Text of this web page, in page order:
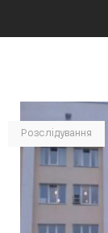
Розслідування